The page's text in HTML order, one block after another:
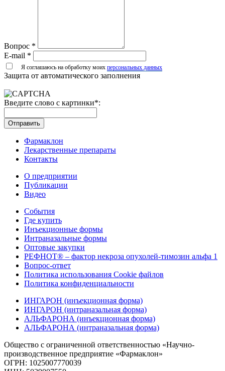
Вопрос *
E-mail *
Я соглашаюсь на обработку моих персональных данных
Защита от автоматического заполнения
Введите слово с картинки*:
Отправить
Фармаклон
Лекарственные препараты
Контакты
О предприятии
Публикации
Видео
События
Где купить
Инъекционные формы
Интраназальные формы
Оптовые закупки
РЕФНОТ® – фактор некроза опухолей-тимозин альфа 1
Вопрос-ответ
Политика использования Cookie файлов
Политика конфиденциальности
ИНГАРОН (инъекционная форма)
ИНГАРОН (интраназальная форма)
АЛЬФАРОНА (инъекционная форма)
АЛЬФАРОНА (интраназальная форма)
Общество с ограниченной ответственностью «Научно-
производственное предприятие «Фармаклон»
ОГРН: 1025007770039